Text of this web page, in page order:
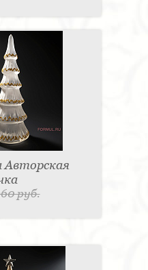
руб.